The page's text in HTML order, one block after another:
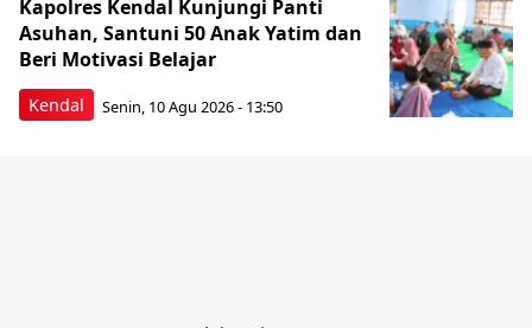
Kendal
Kapolres Kendal Kunjungi Panti
Asuhan, Santuni 50 Anak Yatim dan
Beri Motivasi Belajar
Senin, 10 Agu 2026 - 13:50